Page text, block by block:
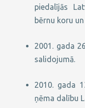
piedalījās
bērnu koru
2001. gada
salidojumā.
2010. gada
ņēma dalību